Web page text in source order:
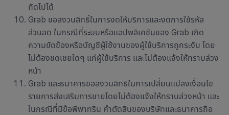
ถัดไปได้
Grab ขอสงวนสิทธิ์ในการงดให้บริการและงดการใช้รหัส
ส่วนลด ในกรณีที่ระบบหรือแอปพลิเคชันของ Grab เกิด
ความขัดข้องหรือบัญชีผู้ใช้งานของผู้ใช้บริการถูกระงับ โดย
ไม่ต้องชดเชยใดๆ แก่ผู้ใช้บริการ และไม่ต้องแจ้งให้ทราบล่วง
หน้า
Grab และธนาคารขอสงวนสิทธิในการเปลี่ยนแปลงเงื่อนไข
รายการส่งเสริมการขายโดยไม่ต้องแจ้งให้ทราบล่วงหน้า และ
ในกรณีที่มีข้อพิพาทริน คำตัดสินของบริษัทและธนาคารถือ